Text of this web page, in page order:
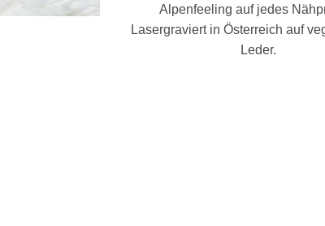
Alpenfeeling auf jedes
Lasergraviert in Österreich auf
Leder.